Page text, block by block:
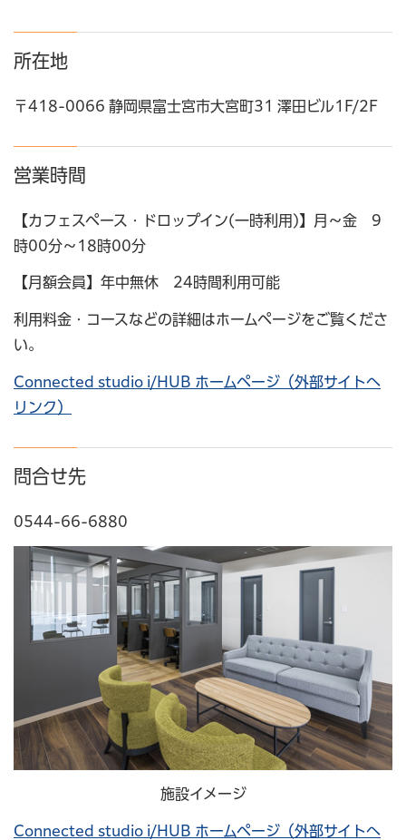
所在地
〒418-0066 静岡県富士宮市大宮町31 澤田ビル1F/2F
営業時間
【カフェスペース・ドロップイン(一時利用)】月～金 9
時00分～18時00分
【月額会員】年中無休 24時間利用可能
利用料金・コースなどの詳細はホームページをご覧くださ
い。
Connected studio i/HUB ホームページ（外部サイトへ
リンク）
問合せ先
0544-66-6880
施設イメージ
Connected studio i/HUB ホームページ（外部サイトへ